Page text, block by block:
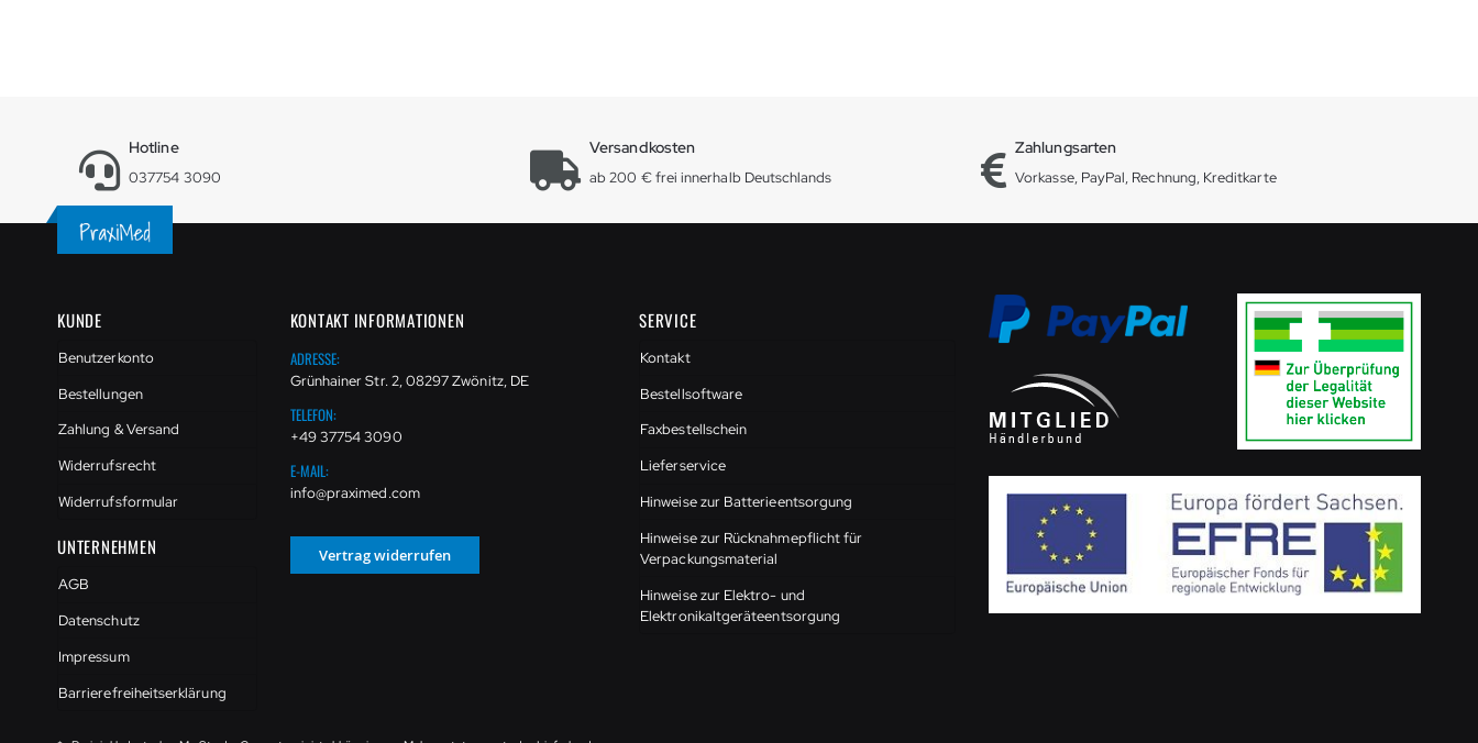
Hotline
037754 3090
Versandkosten
ab 200 € frei innerhalb Deutschlands
Zahlungsarten
Vorkasse, PayPal, Rechnung, Kreditkarte
KUNDE
Benutzerkonto
Bestellungen
Zahlung & Versand
Widerrufsrecht
Widerrufsformular
UNTERNEHMEN
AGB
Datenschutz
Impressum
Barrierefreiheitserklärung
KONTAKT INFORMATIONEN
ADRESSE:
Grünhainer Str. 2, 08297 Zwönitz, DE
TELEFON:
+49 37754 3090
E-MAIL:
info@praximed.com
Vertrag widerrufen
SERVICE
Kontakt
Bestellsoftware
Faxbestellschein
Lieferservice
Hinweise zur Batterieentsorgung
Hinweise zur Rücknahmepflicht für
Verpackungsmaterial
Hinweise zur Elektro- und
Elektronikaltgeräteentsorgung